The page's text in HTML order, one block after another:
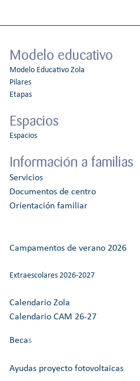
Modelo educativo
Modelo Educativo Zola
Pilares
Etapas
Espacios
Espacios
Información a familias
Servicios
Documentos de centro
Orientación familiar
Campamentos de verano 2026
Extraescolares 2026-2027
Calendario Zola
Calendario CAM 26-27
Becas
Ayudas proyecto fotovoltaicas